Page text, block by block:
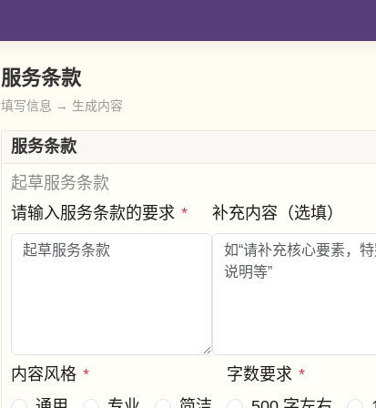
服务条款
填写信息 → 生成内容
服务条款
起草服务条款
请输入服务条款的要求 * 补充内容（选填）
内容风格 *
字数要求 *